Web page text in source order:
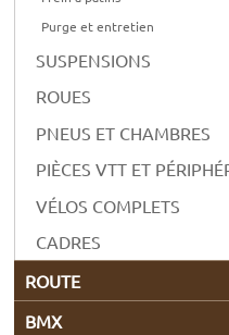
Purge et entretien
SUSPENSIONS
ROUES
PNEUS ET CHAMBRES
PIÈCES VTT ET
VÉLOS COMPLETS
CADRES
ROUTE
BMX